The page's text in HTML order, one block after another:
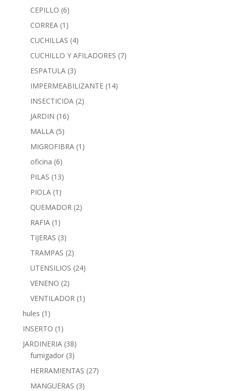
CEPILLO (6)
CORREA (1)
CUCHILLAS (4)
CUCHILLO Y AFILADORES (7)
ESPATULA (3)
IMPERMEABILIZANTE (14)
INSECTICIDA (2)
JARDIN (16)
MALLA (5)
MIGROFIBRA (1)
oficina (6)
PILAS (13)
PIOLA (1)
QUEMADOR (2)
RAFIA (1)
TIJERAS (3)
TRAMPAS (2)
UTENSILIOS (24)
VENENO (2)
VENTILADOR (1)
hules (1)
INSERTO (1)
JARDINERIA (38)
fumigador (3)
HERRAMIENTAS (27)
MANGUERAS (3)